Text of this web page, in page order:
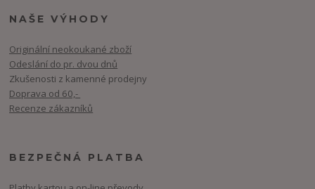
NAŠE VÝHODY
Originální neokoukané zboží
Odeslání do pr. dvou dnů
Zkušenosti z kamenné prodejny
Doprava od 60,-
Recenze zákazníků
BEZPEČNÁ PLATBA